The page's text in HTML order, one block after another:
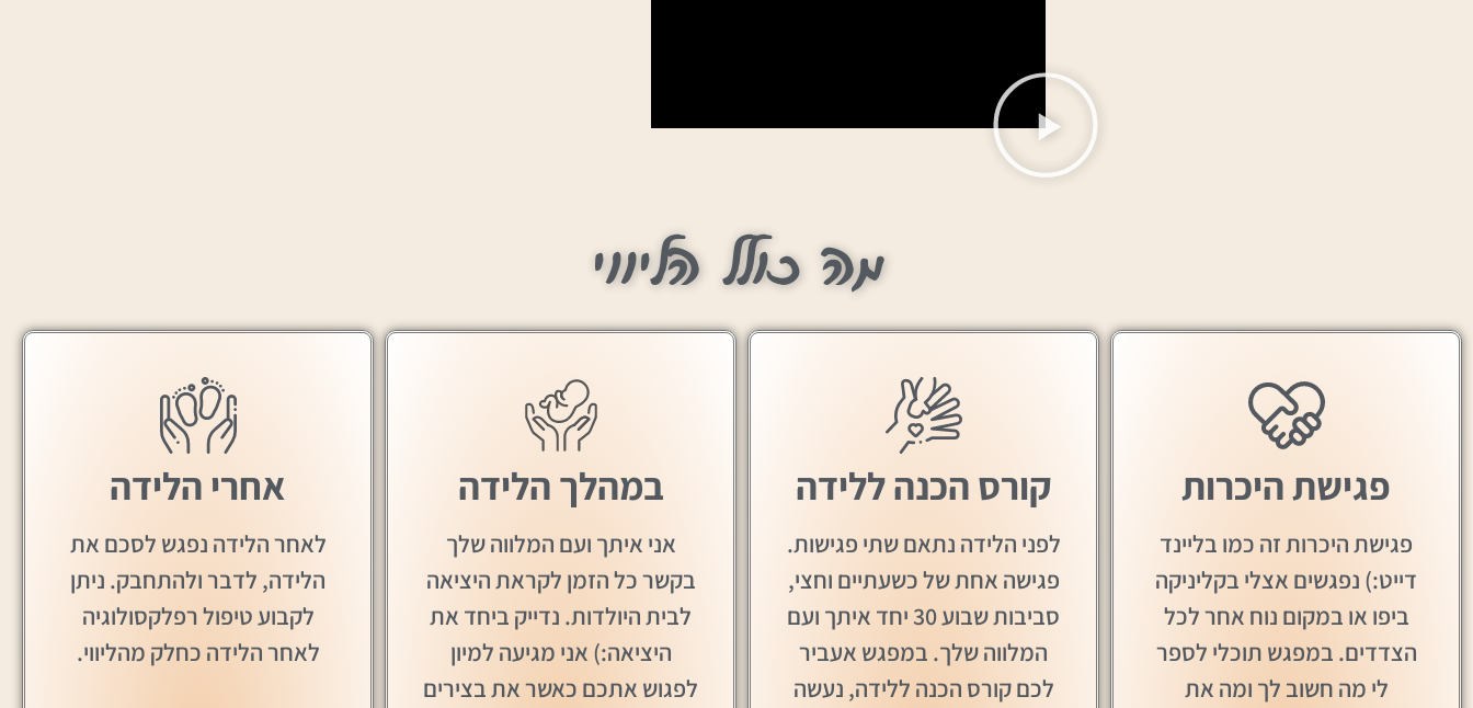
מה כולל הליווי
פגישת היכרות
פגישת היכרות זה כמו בליינד
דייט:) נפגשים אצלי בקליניקה
ביפו או במקום נוח אחר לכל
הצדדים. במפגש תוכלי לספר
לי מה חשוב לך ומה את
קורס הכנה ללידה
לפני הלידה נתאם שתי פגישות.
פגישה אחת של כשעתיים וחצי,
סביבות שבוע 30 יחד איתך ועם
המלווה שלך. במפגש אעביר
לכם קורס הכנה ללידה, נעשה
במהלך הלידה
אני איתך ועם המלווה שלך
בקשר כל הזמן לקראת היציאה
לבית היולדות. נדייק ביחד את
היציאה:) אני מגיעה למיון
לפגוש אתכם כאשר את בצירים
אחרי הלידה
לאחר הלידה נפגש לסכם את
הלידה, לדבר ולהתחבק. ניתן
לקבוע טיפול רפלקסולוגיה
לאחר הלידה כחלק מהליווי.